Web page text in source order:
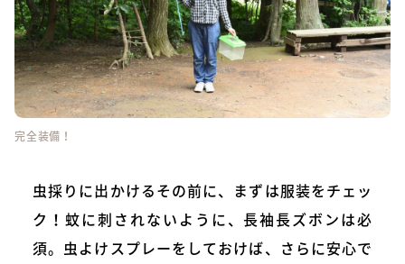
完全装備！
虫採りに出かけるその前に、まずは服装をチェッ
ク！蚊に刺されないように、長袖長ズボンは必
須。虫よけスプレーをしておけば、さらに安心で